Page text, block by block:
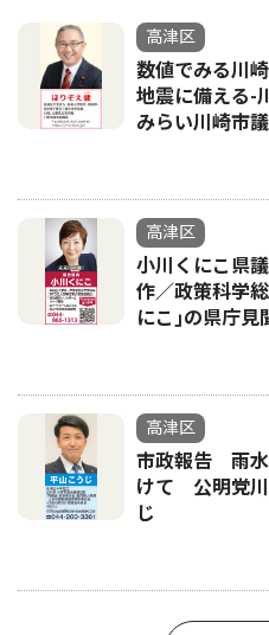
高津区
数値でみる川
地震に備える-
みらい川崎市
高津区
小川くにこ県
作／政策科学
にこ｣の県庁
高津区
市政報告 雨水
けて 公明党
じ